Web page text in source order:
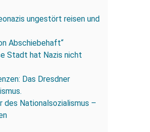
ungestört reisen und
Abschiebehaft“
Stadt hat Nazis nicht
Das Dresdner
des Nationalsozialismus –